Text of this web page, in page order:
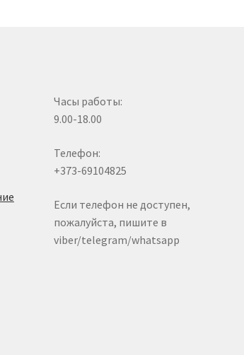
Часы работы:
9.00-18.00
Телефон:
+373-69104825
Если телефон не доступен,
пожалуйста, пишите в
viber/telegram/whatsapp